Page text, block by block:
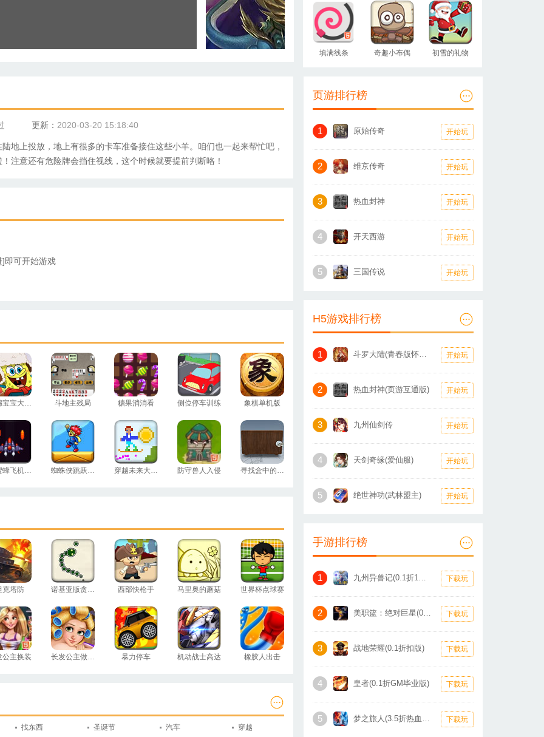
填满线条 奇趣小布偶 初雪的礼物
更新： 2020-03-20 15:18:40
地上投放，地上有很多的卡车准备接住这些小羊。咱们也一起来帮忙吧，
注意还有危险牌会挡住视线，这个时候就要提前判断咯！
即可开始游戏
海绵宝宝大富翁 斗地主残局 糖果消消看 侧位停车训练 象棋单机版
小蜜蜂飞机大战 蜘蛛侠跳跃测试 穿越未来大冒险 防守兽人入侵 寻找盒中的秘密
克塔防 诺基亚版贪吃蛇 西部快枪手 马里奥的蘑菇 世界杯点球赛
公主换装 长发公主做护理 暴力停车 机动战士高达 橡胶人出击
找东西 圣诞节 汽车 穿越
页游排行榜
1 原始传奇 开始玩
2 维京传奇 开始玩
3 热血封神 开始玩
4 开天西游 开始玩
5 三国传说 开始玩
H5游戏排行榜
1 斗罗大陆(青春版怀旧服) 开始玩
2 热血封神(页游互通版) 开始玩
3 九州仙剑传 开始玩
4 天剑奇缘(爱仙服) 开始玩
5 绝世神功(武林盟主) 开始玩
手游排行榜
1 九州异兽记(0.1折1W免费版) 下载玩
2 美职篮：绝对巨星(0.1折卡牌) 下载玩
3 战地荣耀(0.1折扣版) 下载玩
4 皇者(0.1折GM毕业版) 下载玩
5 梦之旅人(3.5折热血霸业) 下载玩